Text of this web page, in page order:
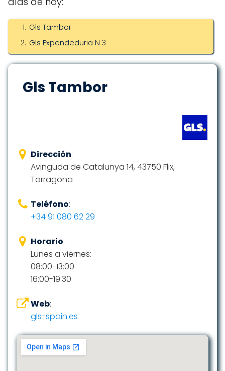
Gls Tambor
Gls Expendeduria N 3
Gls Tambor
Dirección:
Avinguda de Catalunya 14, 43750 Flix,
Tarragona
Teléfono:
+34 91 080 62 29
Horario:
Lunes a viernes:
08:00-13:00
16:00-19:30
Web:
gls-spain.es